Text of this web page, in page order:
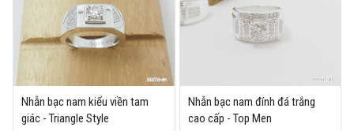
Nhẫn bạc nam kiểu viền tam
giác - Triangle Style
Nhẫn bạc nam đính đá trắng
cao cấp - Top Men